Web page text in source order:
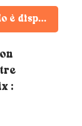
è disponibile
: